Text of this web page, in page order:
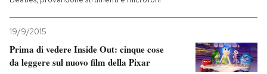
19/9/2015
Prima di vedere Inside Out: cinque cose
da leggere sul nuovo film della Pixar